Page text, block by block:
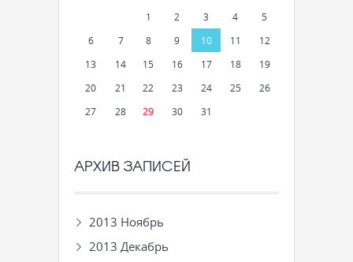
1 2 3 4
5
6
7 8 9 10 11
12
13
14 15 16 17 18
19
20
21 22 23 24 25
26
27
28 29 30 31
АРХИВ ЗАПИСЕЙ
2013 Ноябрь
2013 Декабрь